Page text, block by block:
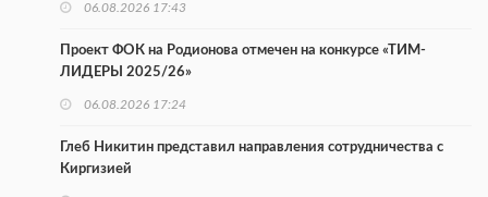
06.08.2026 17:43
Проект ФОК на Родионова отмечен на конкурсе «ТИМ-
ЛИДЕРЫ 2025/26»
06.08.2026 17:24
Глеб Никитин представил направления сотрудничества с
Киргизией